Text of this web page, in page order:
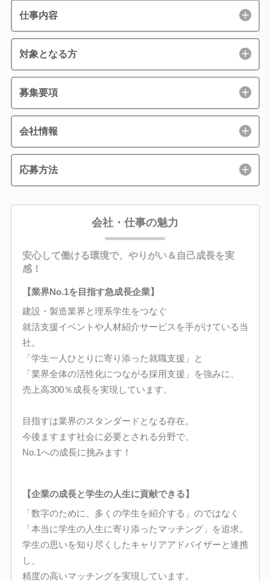
仕事内容
対象となる方
募集要項
会社情報
応募方法
会社・仕事の魅力
安心して働ける環境で、やりがい＆自己成長を実
感！
【業界No.1を目指す急成長企業】
建設・製造業界と理系学生をつなぐ
就活支援イベントや人材紹介サービスを手がけている当
社。
「学生一人ひとりに寄り添った就職支援」と
「業界全体の活性化につながる採用支援」を強みに、
売上高300％成長を実現しています。
目指すは業界のスタンダードとなる存在。
今後ますます社会に必要とされる分野で、
No.1への成長に挑みます！
【企業の成長と学生の人生に貢献できる】
「数字のために、多くの学生を紹介する」のではなく
「本当に学生の人生に寄り添ったマッチング」を追求。
学生の思いを知り尽くしたキャリアアドバイザーと連携
し、
精度の高いマッチングを実現しています。